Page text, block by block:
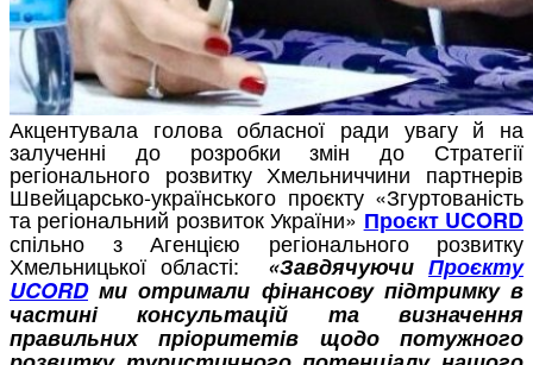
Акцентувала голова обласної ради увагу й на
залученні до розробки змін до Стратегії
регіонального розвитку Хмельниччини партнерів
Швейцарсько-українського проєкту «Згуртованість
та регіональний розвиток України»Проєкт UCORD
спільно з Агенцією регіонального розвитку
Хмельницької області: «Завдячуючи Проєкту
UCORDми отримали фінансову підтримку в
частині консультацій та визначення
правильних пріоритетів щодо потужного